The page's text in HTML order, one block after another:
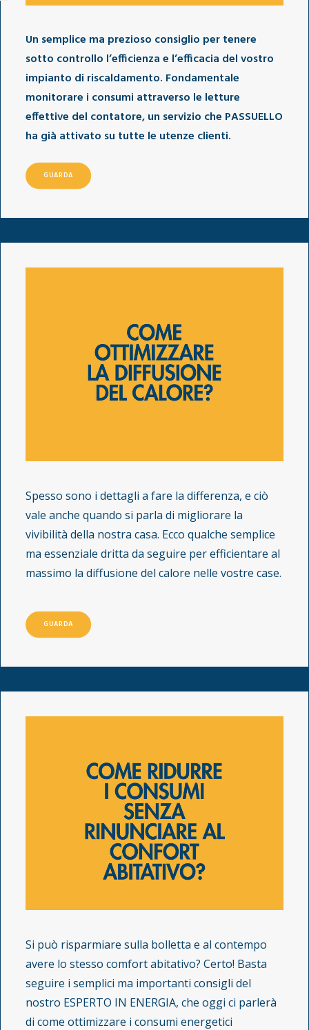
Un semplice ma prezioso consiglio per tenere
sotto controllo l’efficienza e l’efficacia del vostro
impianto di riscaldamento. Fondamentale
monitorare i consumi attraverso le letture
effettive del contatore, un servizio che PASSUELLO
ha già attivato su tutte le utenze clienti.
GUARDA
Spesso sono i dettagli a fare la differenza, e ciò
vale anche quando si parla di migliorare la
vivibilità della nostra casa. Ecco qualche semplice
ma essenziale dritta da seguire per efficientare al
massimo la diffusione del calore nelle vostre case.
GUARDA
Si può risparmiare sulla bolletta e al contempo
avere lo stesso comfort abitativo? Certo! Basta
seguire i semplici ma importanti consigli del
nostro ESPERTO IN ENERGIA, che oggi ci parlerà
di come ottimizzare i consumi energetici